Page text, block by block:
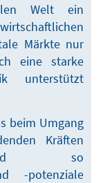
Welt ein
Märkte nur
eine starke
unterstützt
beim Umgang
Kräften
und so
-potenziale